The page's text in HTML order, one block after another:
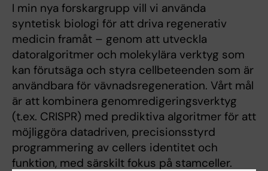
I min nya forskargrupp vill vi använda
syntetisk biologi för att driva regenerativ
medicin framåt – genom att utveckla
datoralgoritmer och molekylära verktyg som
kan förutsäga och styra cellbeteenden som är
användbara för vävnadsregeneration. Vårt mål
är att kombinera genomredigeringsverktyg
(t.ex. CRISPR) med prediktiva algoritmer för att
möjliggöra datadriven, precisionsstyrd
programmering av cellers identitet och
funktion, med särskilt fokus på stamceller.